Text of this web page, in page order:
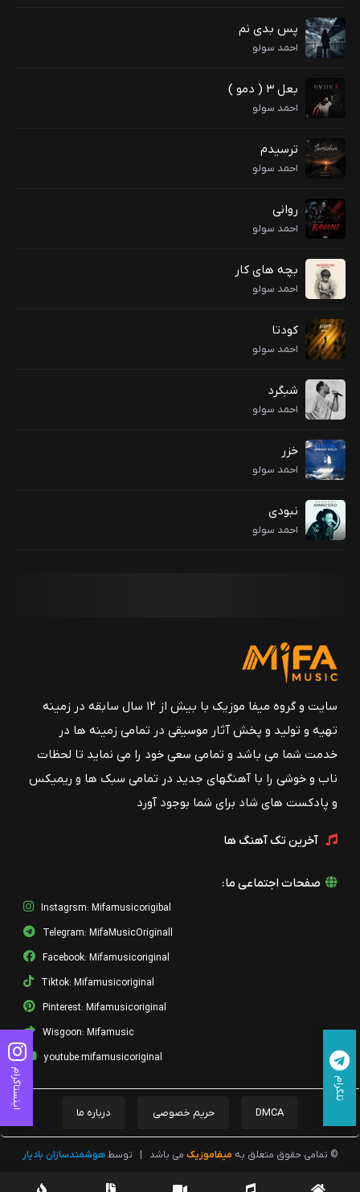
پس بدی نم
احمد سولو
بعل ۳ ( دمو )
احمد سولو
ترسیدم
احمد سولو
روانی
احمد سولو
بچه های کار
احمد سولو
کودتا
احمد سولو
شبگرد
احمد سولو
خزر
احمد سولو
نبودی
احمد سولو
سایت و گروه میفا موزیک با بیش از ۱۲ سال سابقه در زمینه
تهیه و تولید و پخش آثار موسیقی در تمامی زمینه ها در
خدمت شما می باشد و تمامی سعی خود را می نماید تا لحظات
ناب و خوشی را با آهنگهای جدید در تمامی سبک ها و ریمیکس
و پادکست های شاد برای شما بوجود آورد
آخرین تک آهنگ ها
صفحات اجتماعی ما:
Instagrsm: Mifamusicorigibal
Telegram: MifaMusicOriginall
Facebook: Mifamusicoriginal
Tiktok: Mifamusicoriginal
Pinterest: Mifamusicoriginal
Wisgoon: Mifamusic
youtube:mifamusicoriginal
DMCA حریم خصوصی درباره ما
© تمامی حقوق متعلق به میفاموزیک می باشد توسطهوشمندسازان بادیار
اینستاگرام تلگرام